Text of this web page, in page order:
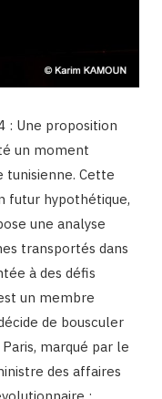
: Une proposition
un moment
tunisienne. Cette
futur hypothétique,
une analyse
transportés dans
à des défis
un membre
de bousculer
marqué par le
des affaires
: